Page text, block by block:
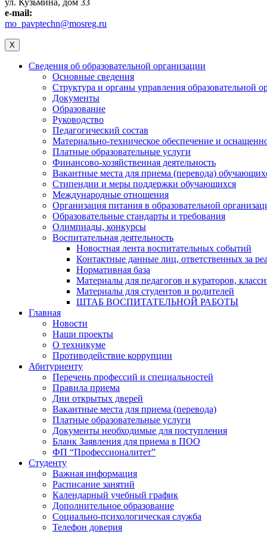
e-mail:
mo_pavptechn@mosreg.ru
X
Сведения об образовательной организации
Основные сведения
Структура и органы управления образовательной
Документы
Образование
Руководство
Педагогический состав
Материально-техническое обеспечение и
Платные образовательные услуги
Финансово-хозяйственная деятельность
Вакантные места для приема (перевода)
Стипендии и меры поддержки обучающихся
Международные отношения
Организация питания в образовательной
Образовательные стандарты и требования
Олимпиады, конкурсы
Воспитательная деятельность
Новостная лента воспитательных событий
Контактные данные лиц, ответственных за
Нормативная база
Материалы для педагогов и кураторов,
Материалы для студентов и родителей
ШТАБ ВОСПИТАТЕЛЬНОЙ РАБОТЫ
Главная
Новости
Наши проекты
О техникуме
Противодействие коррупции
Абитуриенту
Перечень профессий и специальностей
Правила приема
Дни открытых дверей
Вакантные места для приема (перевода)
Платные образовательные услуги
Документы необходимые для поступления
Бланк Заявления для приема в ПОО
ФП “Профессионалитет”
Студенту
Важная информация
Расписание занятий
Календарный учебный график
Дополнительное образование
Социально-психологическая служба
Телефон доверия